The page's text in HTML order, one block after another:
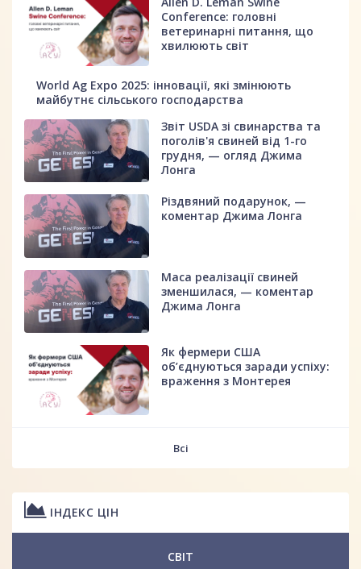
Conference: головні
ветеринарні питання, що
хвилюють світ
World Ag Expo 2025: інновації, які змінюють
майбутнє сільського господарства
Звіт USDA зі свинарства та
поголів'я свиней від 1-го
грудня, — огляд Джима
Лонга
Різдвяний подарунок, —
коментар Джима Лонга
Маса реалізації свиней
зменшилася, — коментар
Джима Лонга
Як фермери США
об’єднуються заради успіху:
враження з Монтерея
Всі
ІНДЕКС ЦІН
СВІТ